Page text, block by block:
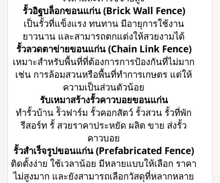
รั้วอิฐบล็อกขอนแก่น (Brick Wall Fence)
เป็นรั้วที่แข็งแรง ทนทาน มีอายุการใช้งาน
ยาวนาน และสามารถตกแต่งให้สวยงามได้
รั้วลวดตาข่ายขอนแก่น (Chain Link Fence)
เหมาะสำหรับพื้นที่ที่ต้องการการป้องกันที่ไม่มาก
เช่น การล้อมสวนหรือพื้นที่ทำการเกษตร แต่ให้
ความเป็นส่วนตัวน้อย
รับเหมาสร้างรั้วคาวบอยขอนแก่น
ทำรั้วบ้าน ร้ัวฟาร์ม รั้วคอกสัตว์ รั้วสวน รั้วที่พัก
รีสอร์ท รั้ สวยราคาประหยัด ผลิต ขาย ส่งรั้ว
คาวบอย
รั้วสำเร็จรูปขอนแก่น (Prefabricated Fence)
ติดตั้งง่าย ใช้เวลาน้อย มีหลายแบบให้เลือก ราคา
ไม่สูงมาก และยังสามารถเลือกวัสดุที่หลากหลาย